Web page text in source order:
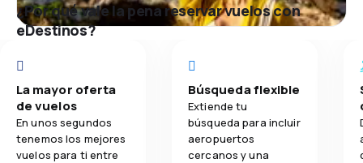
¿Por qué vale la pena reservar vuelos con
eDestinos?
La mayor oferta
de vuelos
En unos segundos
tenemos los mejores
vuelos para ti entre
Búsqueda flexible
Extiende tu
búsqueda para incluir
aeropuertos
cercanos y una